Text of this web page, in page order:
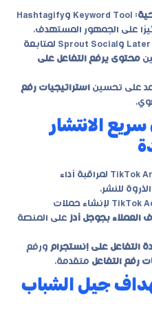
: Keyword Tool وHashtagify
على الجمهور المستهدف.
: Later وSprout Social لمتابعة
محتوى يرفع التفاعل على
على تحسين استراتيجيات رفع
الانتشار
: TikTok Analytics لمراقبة أداء
للنشر.
: TikTok Ads Manager لإنشاء حملات
العملاء بجوجل أدز على المنصة
التفاعل على إنستجرام ورفع
رفع التفاعل متقدمة.
جيل الشباب